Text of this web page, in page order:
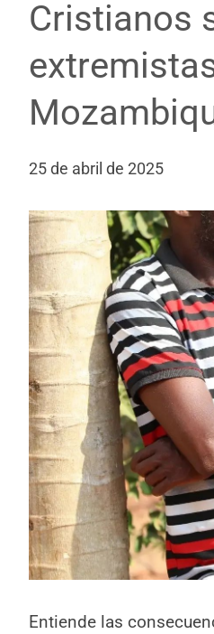
Cristianos
25 de abril de 2025
Entiende las